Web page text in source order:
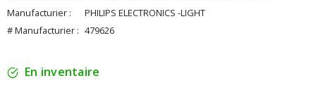
Manufacturier :
PHILIPS ELECTRONICS -LIGHT
# Manufacturier : 479626
En inventaire